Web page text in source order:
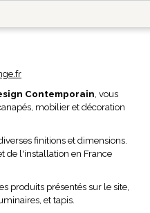
Contemporain , vous
mobilier et décoration
finitions et dimensions.
de l'installation en France
produits présentés sur le site,
et tapis.